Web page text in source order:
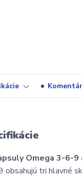
Omega 3-6-9
tri hlavné